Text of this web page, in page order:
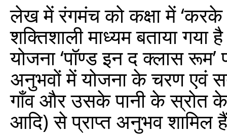
लेख में रंगमंच को कक्षा में
शक्तिशाली माध्यम बताया
योजना ‘पॉण्ड इन द क्लास
अनुभवों में योजना के चरण एवं
गाँव और उसके पानी के स्रोत
आदि) से प्राप्त अनुभव शामिल